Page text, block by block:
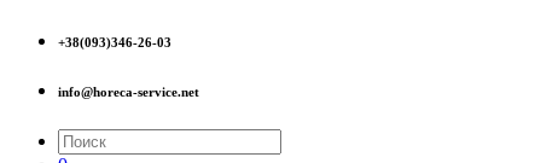
+38(093)346-26-03
info@horeca-service.net